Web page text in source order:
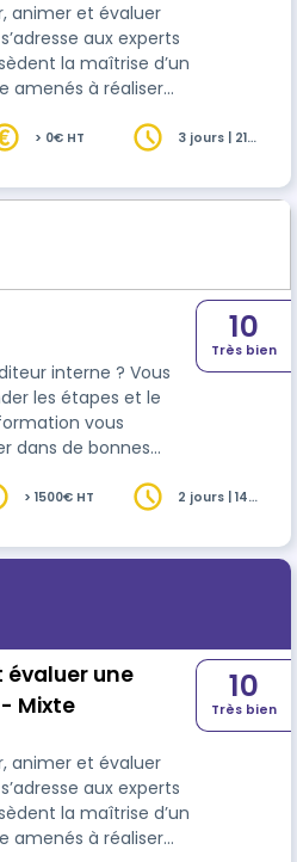
animer et évaluer
aux experts
la maîtrise d’un
amenés à réaliser
> 0€ HT
3 jours | 21
interne ? Vous
les étapes et le
dans de bonnes
10
Très bien
> 1500€ HT
2 jours | 14
évaluer une
Mixte
animer et évaluer
aux experts
la maîtrise d’un
amenés à réaliser
10
Très bien